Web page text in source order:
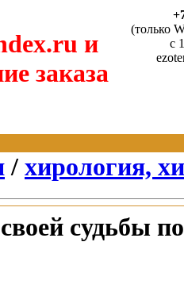
и
заказа
(только
с
/ хирология,
судьбы